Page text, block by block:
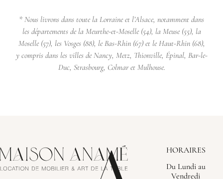
* Nous livrons dans toute la Lorraine et l’Alsace, notamment dans
les départements de la Meurthe-et-Moselle (54), la Meuse (55), la
Moselle (57), les Vosges (88), le Bas-Rhin (67) et le Haut-Rhin (68),
y compris dans les villes de Nancy, Metz, Thionville, Épinal, Bar-le-
Duc, Strasbourg, Colmar et Mulhouse.
HORAIRES
Du Lundi au
Vendredi